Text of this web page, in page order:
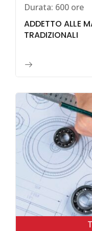
Durata: 600 ore
ADDETTO ALLE
TRADIZIONALI